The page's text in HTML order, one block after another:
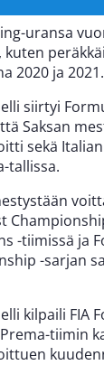
uransa
2020 ja 2021.
siirtyi
Saksan
sekä Italian
tallissa.
-tiimissä ja
-sarjan
kilpaili FIA
tiimin